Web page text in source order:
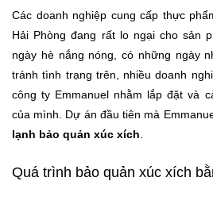
Các doanh nghiệp cung cấp thực
Hải Phòng đang rất lo ngại cho sản
ngày hè nắng nóng, có những ngày
tránh tình trạng trên, nhiều doanh
công ty Emmanuel nhằm lắp đặt và
của mình. Dự án đầu tiên mà
lạnh bảo quản xúc xích
Quá trình bảo quản xúc xích